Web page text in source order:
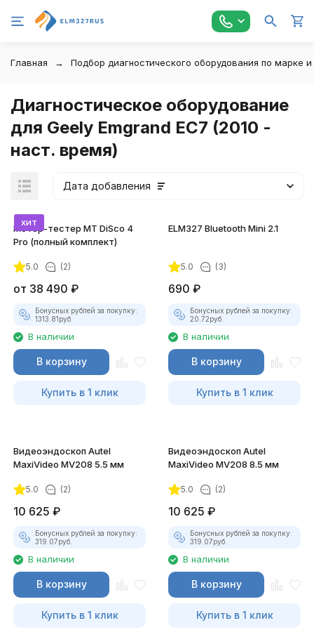
Главная Подбор диагностического оборудования по марке
Диагностическое оборудование
для Geely Emgrand EC7 (2010 -
наст. время)
Дата добавления
хит
Мотор-тестер MT DiSco 4
Pro (полный комплект)
5.0 (2)
от 38 490 ₽
Бонусных рублей за покупку:
1313.81руб.
В наличии
В корзину
Купить в 1 клик
ELM327 Bluetooth Mini 2.1
5.0 (3)
690 ₽
Бонусных рублей за покупку:
20.72руб.
В наличии
В корзину
Купить в 1 клик
Видеоэндоскоп Autel
MaxiVideo MV208 5.5 мм
5.0 (2)
10 625 ₽
Бонусных рублей за покупку:
319.07руб.
В наличии
В корзину
Купить в 1 клик
Видеоэндоскоп Autel
MaxiVideo MV208 8.5 мм
5.0 (2)
10 625 ₽
Бонусных рублей за покупку:
319.07руб.
В наличии
В корзину
Купить в 1 клик